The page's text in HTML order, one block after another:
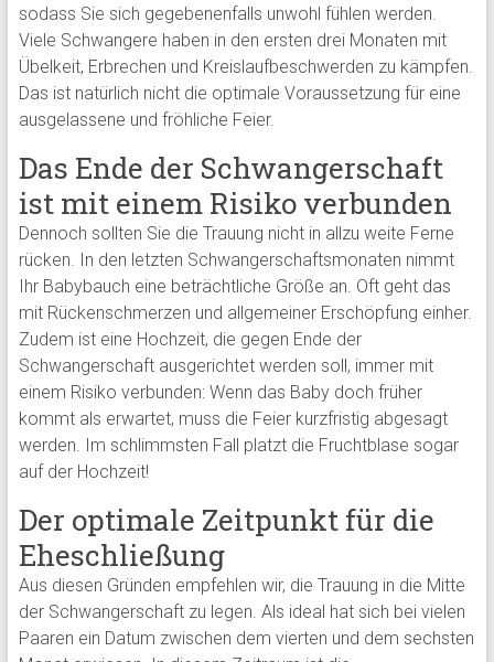
sodass Sie sich gegebenenfalls unwohl fühlen werden.
Viele Schwangere haben in den ersten drei Monaten mit
Übelkeit, Erbrechen und Kreislaufbeschwerden zu kämpfen.
Das ist natürlich nicht die optimale Voraussetzung für eine
ausgelassene und fröhliche Feier.
Das Ende der Schwangerschaft
ist mit einem Risiko verbunden
Dennoch sollten Sie die Trauung nicht in allzu weite Ferne
rücken. In den letzten Schwangerschaftsmonaten nimmt
Ihr Babybauch eine beträchtliche Größe an. Oft geht das
mit Rückenschmerzen und allgemeiner Erschöpfung einher.
Zudem ist eine Hochzeit, die gegen Ende der
Schwangerschaft ausgerichtet werden soll, immer mit
einem Risiko verbunden: Wenn das Baby doch früher
kommt als erwartet, muss die Feier kurzfristig abgesagt
werden. Im schlimmsten Fall platzt die Fruchtblase sogar
auf der Hochzeit!
Der optimale Zeitpunkt für die
Eheschließung
Aus diesen Gründen empfehlen wir, die Trauung in die Mitte
der Schwangerschaft zu legen. Als ideal hat sich bei vielen
Paaren ein Datum zwischen dem vierten und dem sechsten